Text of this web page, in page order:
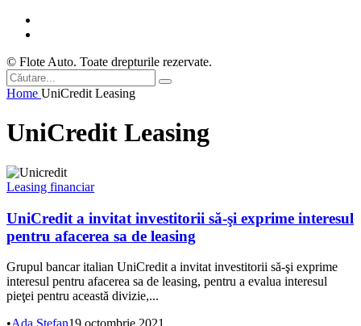
© Flote Auto. Toate drepturile rezervate.
Home UniCredit Leasing
UniCredit Leasing
Leasing financiar
UniCredit a invitat investitorii să-şi exprime interesul
pentru afacerea sa de leasing
Grupul bancar italian UniCredit a invitat investitorii să-şi exprime
interesul pentru afacerea sa de leasing, pentru a evalua interesul
pieţei pentru această divizie,...